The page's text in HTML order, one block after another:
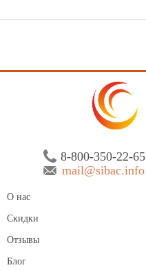
8-800-350-22-65
mail@sibac.info
О нас
Скидки
Отзывы
Блог